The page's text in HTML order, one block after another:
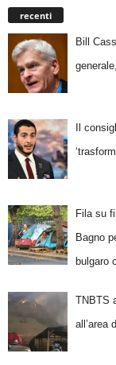
recenti
Bill
Il
Fila su
Bagno
bulgaro
TNBTS
all’area